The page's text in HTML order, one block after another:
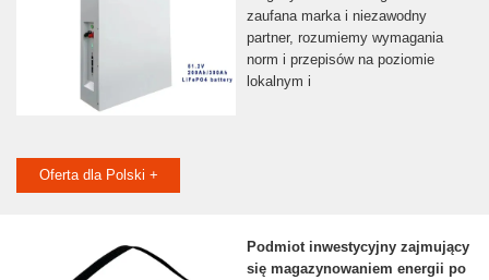
zaufana marka i niezawodny
partner, rozumiemy wymagania
norm i przepisów na poziomie
lokalnym i
Oferta dla Polski +
Podmiot inwestycyjny zajmujący
się magazynowaniem energii po